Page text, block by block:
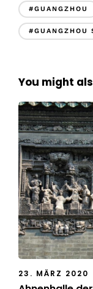
#GUANGZHOU
#GUANGZHOU
You might
23. MÄRZ 2020